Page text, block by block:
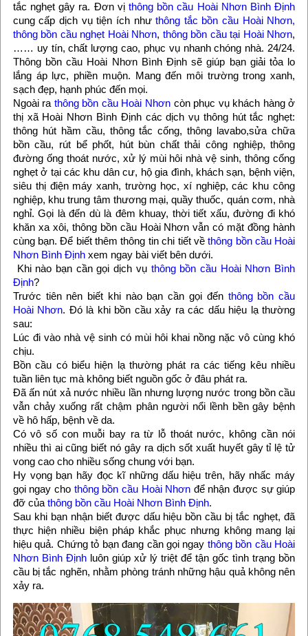
tắc nghẹt gây ra. Đơn vị thông bồn cầu Hoài Nhơn Bình Định
cung cấp dịch vụ tiện ích nhưthông tắc bồn cầu Hoài Nhơn,
thông bồn cầu nghẹt Hoài Nhơn, thông bồn cầu tại Hoài Nhơn,
…… uy tín, chất lượng cao, phục vụ nhanh chóng nhà. 24/24.
Thông bồn cầu Hoài Nhơn Bình Định sẽ giúp bạn giải tỏa lo
lắng áp lực, phiền muộn. Mang đến môi trường trong xanh,
sạch đẹp, hạnh phúc đến mọi.
Ngoài ra thông bồn cầu Hoài Nhơn còn phục vụ khách hàng ở
thị xã Hoài Nhơn Bình Định các dịch vụ thông hút tắc nghẹt:
thông hút hầm cầu, thông tắc cống, thông lavabo,sửa chữa
bồn cầu, rút bể phốt, hút bùn chất thải công nghiệp, thông
đường ống thoát nước, xử lý mùi hôi nhà vệ sinh, thông cống
nghẹt ở tại các khu dân cư, hộ gia đình, khách sạn, bệnh viện,
siêu thị điện máy xanh, trường học, xí nghiệp, các khu công
nghiệp, khu trung tâm thương mại, quầy thuốc, quán cơm, nhà
nghỉ. Gọi là đến dù là đêm khuay, thời tiết xấu, đường đi khó
khăn xa xôi, thông bồn cầu Hoài Nhơn vẫn có mặt đồng hành
cùng bạn. Để biết thêm thông tin chi tiết vềthông bồn cầu Hoài
Nhơn Bình Địnhxem ngay bài viết bên dưới.
Khi nào bạn cần gọi dịch vụ thông bồn cầu Hoài Nhơn Bình
Định?
Trước tiên nên biết khi nào bạn cần gọi đến thông bồn cầu
Hoài Nhơn. Đó là khi bồn cầu xảy ra các dấu hiệu lạ thường
sau:
Lúc đi vào nhà vệ sinh có mùi hôi khai nồng nặc vô cùng khó
chịu.
Bồn cầu có biểu hiện lạ thường phát ra các tiếng kêu nhiều
tuần liên tục mà không biết nguồn gốc ở đâu phát ra.
Đã ấn nút xả nước nhiều lần nhưng lượng nước trong bồn cầu
vẫn chảy xuống rất chậm phân người nổi lềnh bền gây bệnh
về hô hấp, bệnh về da.
Có vô số con muỗi bay ra từ lỗ thoát nước, không cần nói
nhiều thì ai cũng biết nó gây ra dịch sốt xuất huyết gây tỉ lệ tử
vong cao cho nhiều sống chung với bạn.
Hy vọng bạn hãy đọc kĩ những dấu hiệu trên, hãy nhấc máy
gọi ngay cho thông bồn cầu Hoài Nhơn để nhận được sự giúp
đỡ của thông bồn cầu Hoài Nhơn Bình Định.
Sau khi bạn nhận biết được dấu hiệu bồn cầu bị tắc nghẹt, đã
thực hiện nhiều biện pháp khắc phục nhưng không mang lại
hiệu quả. Chứng tỏ bạn đang cần gọi ngay thông bồn cầu Hoài
Nhơn Bình Địnhluôn giúp xử lý triệt để tận gốc tình trạng bồn
cầu bị tắc nghẽn, nhằm phòng tránh những hậu quả không nên
xảy ra.